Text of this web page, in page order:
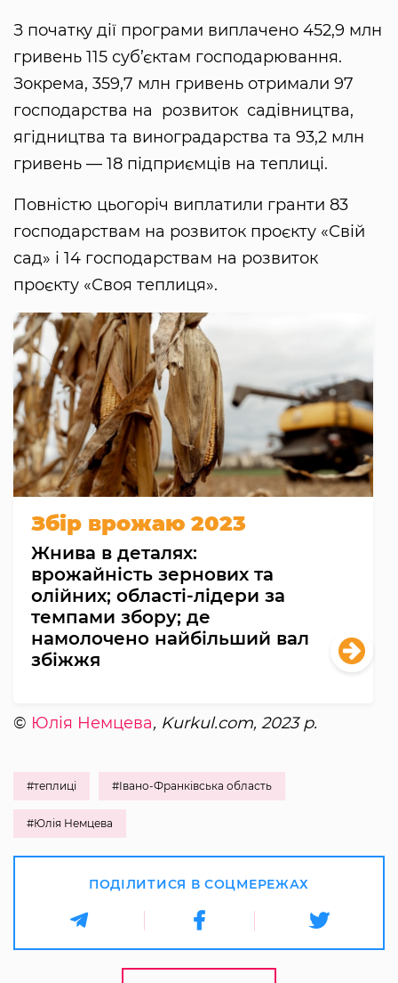
З початку дії програми виплачено 452,9 млн
гривень 115 суб’єктам господарювання.
Зокрема, 359,7 млн гривень отримали 97
господарства на розвиток садівництва,
ягідництва та виноградарства та 93,2 млн
гривень — 18 підприємців на теплиці.
Повністю цьогоріч виплатили гранти 83
господарствам на розвиток проєкту «Свій
сад» і 14 господарствам на розвиток
проєкту «Своя теплиця».
Збір врожаю 2023
Жнива в деталях:
врожайність зернових та
олійних; області-лідери за
темпами збору; де
намолочено найбільший вал
збіжжя
© Юлія Немцева, Kurkul.com, 2023 р.
#теплиці #Івано-Франківська область
#Юлія Немцева
ПОДІЛИТИСЯ В СОЦМЕРЕЖАХ